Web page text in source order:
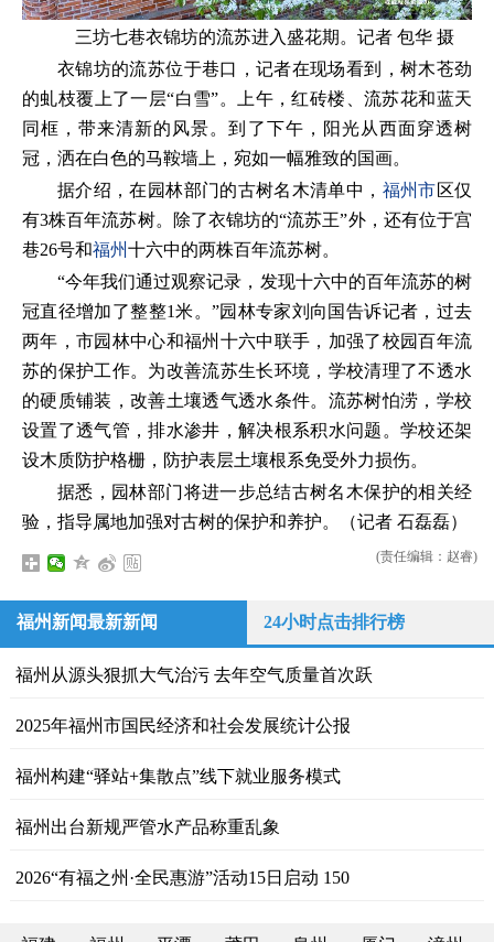
三坊七巷衣锦坊的流苏进入盛花期。记者 包华 摄
衣锦坊的流苏位于巷口，记者在现场看到，树木苍劲
的虬枝覆上了一层“白雪”。上午，红砖楼、流苏花和蓝天
同框，带来清新的风景。到了下午，阳光从西面穿透树
冠，洒在白色的马鞍墙上，宛如一幅雅致的国画。
据介绍，在园林部门的古树名木清单中， 福州市区仅
有3株百年流苏树。除了衣锦坊的“流苏王”外，还有位于宫
巷26号和福州十六中的两株百年流苏树。
“今年我们通过观察记录，发现十六中的百年流苏的树
冠直径增加了整整1米。”园林专家刘向国告诉记者，过去
两年，市园林中心和福州十六中联手，加强了校园百年流
苏的保护工作。为改善流苏生长环境，学校清理了不透水
的硬质铺装，改善土壤透气透水条件。流苏树怕涝，学校
设置了透气管，排水渗井，解决根系积水问题。学校还架
设木质防护格栅，防护表层土壤根系免受外力损伤。
据悉，园林部门将进一步总结古树名木保护的相关经
验，指导属地加强对古树的保护和养护。（记者 石磊磊）
(责任编辑：赵睿)
福州新闻最新新闻 24小时点击排行榜
福州从源头狠抓大气治污 去年空气质量首次跃
2025年福州市国民经济和社会发展统计公报
福州构建“驿站+集散点”线下就业服务模式
福州出台新规严管水产品称重乱象
2026“有福之州·全民惠游”活动15日启动 150